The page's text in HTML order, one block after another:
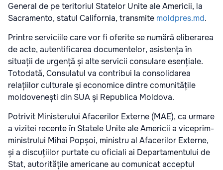
General de pe teritoriul Statelor Unite ale Americii, la
Sacramento, statul California, transmite moldpres.md.
Printre serviciile care vor fi oferite se numără eliberarea
de acte, autentificarea documentelor, asistența în
situații de urgență și alte servicii consulare esențiale.
Totodată, Consulatul va contribui la consolidarea
relațiilor culturale și economice dintre comunitățile
moldovenești din SUA și Republica Moldova.
Potrivit Ministerului Afacerilor Externe (MAE), ca urmare
a vizitei recente în Statele Unite ale Americii a viceprim-
ministrului Mihai Popșoi, ministru al Afacerilor Externe,
și a discuțiilor purtate cu oficiali ai Departamentului de
Stat, autoritățile americane au comunicat acceptul